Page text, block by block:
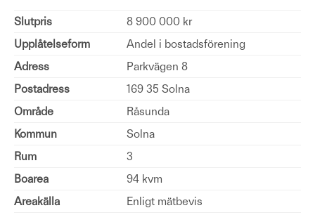
Slutpris
8 900 000 kr
Upplåtelseform
Andel i bostadsförening
Adress
Parkvägen 8
Postadress
169 35 Solna
Område
Råsunda
Kommun
Solna
Rum
3
Boarea
94 kvm
Areakälla
Enligt mätbevis